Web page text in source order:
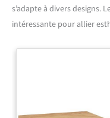
s’adapte à divers designs.
intéressante pour allier